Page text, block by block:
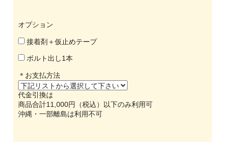
オプション
接着剤＋仮止めテープ
ボルト出し1本
＊お支払方法
代金引換は
商品合計11,000円（税込）以下のみ利用可
沖縄・一部離島は利用不可